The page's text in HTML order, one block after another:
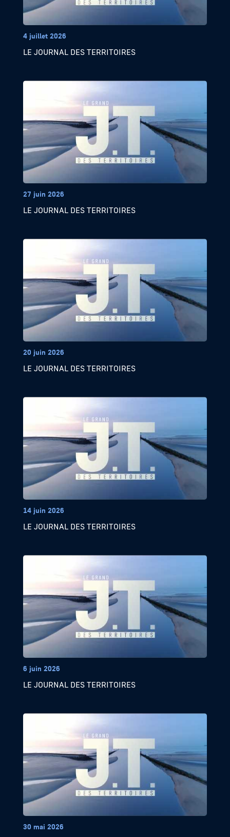
4 juillet 2026
LE JOURNAL DES TERRITOIRES
27 juin 2026
LE JOURNAL DES TERRITOIRES
20 juin 2026
LE JOURNAL DES TERRITOIRES
14 juin 2026
LE JOURNAL DES TERRITOIRES
6 juin 2026
LE JOURNAL DES TERRITOIRES
30 mai 2026